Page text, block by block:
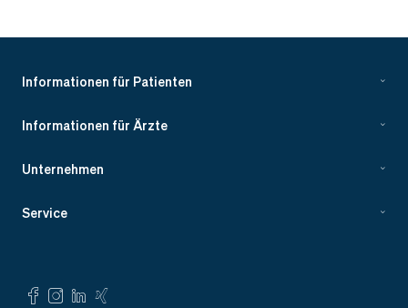
Informationen für Patienten
Informationen für Ärzte
Unternehmen
Service